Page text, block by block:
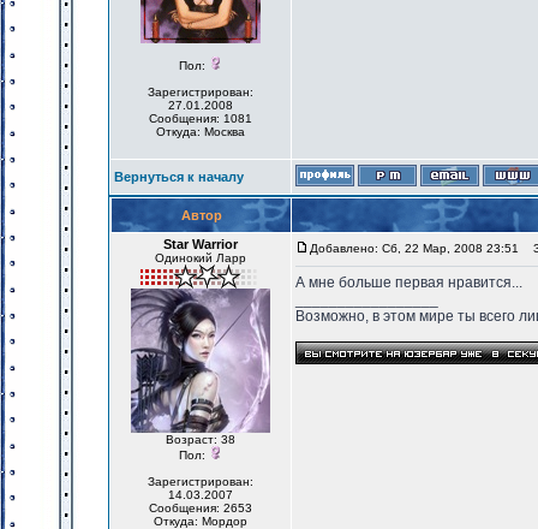
Пол:
Зарегистрирован:
27.01.2008
Сообщения: 1081
Откуда: Москва
Вернуться к началу
Автор
Star Warrior
Одинокий Ларр
Возраст: 38
Пол:
Зарегистрирован:
14.03.2007
Сообщения: 2653
Откуда: Мордор
Добавлено: Сб, 22 Мар, 2008 23:51
А мне больше первая нравится...
Возможно, в этом мире ты всего